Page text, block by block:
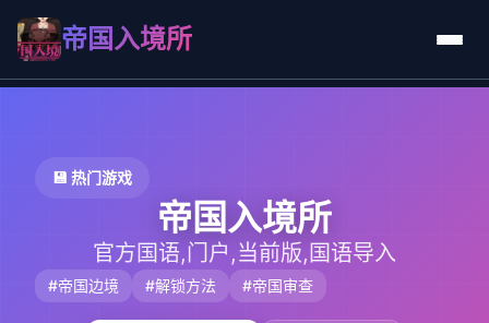
帝国入境所
💾 热门游戏
帝国入境所
官方国语,门户,当前版,国语导入
#帝国边境 #解锁方法 #帝国审查